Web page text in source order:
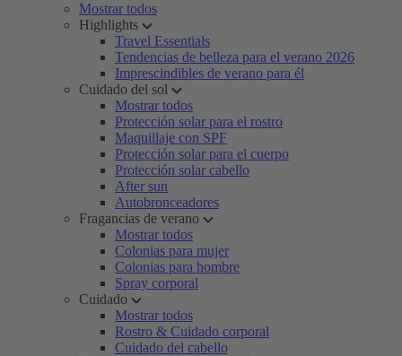
Mostrar todos
Highlights
Travel Essentials
Tendencias de belleza para el verano 2026
Imprescindibles de verano para él
Cuidado del sol
Mostrar todos
Protección solar para el rostro
Maquillaje con SPF
Protección solar para el cuerpo
Protección solar cabello
After sun
Autobronceadores
Fragancias de verano
Mostrar todos
Colonias para mujer
Colonias para hombre
Spray corporal
Cuidado
Mostrar todos
Rostro & Cuidado corporal
Cuidado del cabello